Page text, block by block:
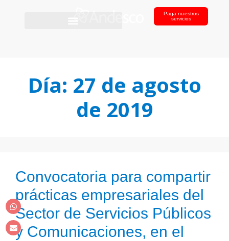
Paga nuestros
servicios
Día: 27 de agosto
de 2019
Convocatoria para compartir
prácticas empresariales del
Sector de Servicios Públicos
y Comunicaciones, en el